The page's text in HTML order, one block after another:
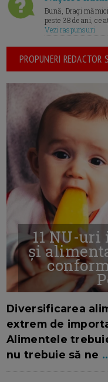
Bună, Dragi
peste 38 de ani, ce
Vezi raspunsuri
PROPUNERI REDACTOR
11 NU-
și
Diversificarea
extrem de
Alimentele
nu trebuie să ne